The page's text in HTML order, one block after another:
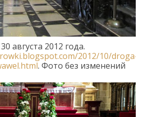
августа 2012 года.
2012/10/droga-
. Фото без изменений